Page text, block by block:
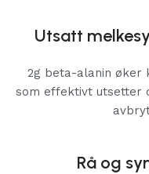
Utsatt
2g beta-alanin øker
som effektivt utsetter
Rå og